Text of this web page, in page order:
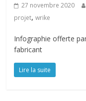
27 novembre 2020
projet,wrike
Infographie offerte
fabricant
Lire la suite